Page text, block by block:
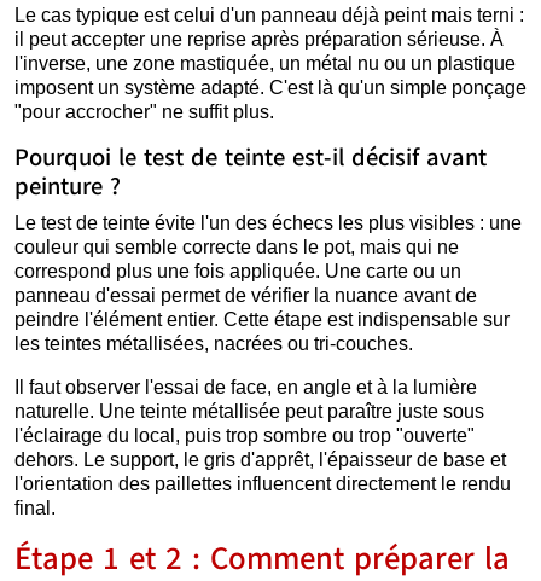
Le cas typique est celui d'un panneau déjà peint mais terni :
il peut accepter une reprise après préparation sérieuse. À
l'inverse, une zone mastiquée, un métal nu ou un plastique
imposent un système adapté. C'est là qu'un simple ponçage
"pour accrocher" ne suffit plus.
Pourquoi le test de teinte est-il décisif avant
peinture ?
Le test de teinte évite l'un des échecs les plus visibles : une
couleur qui semble correcte dans le pot, mais qui ne
correspond plus une fois appliquée. Une carte ou un
panneau d'essai permet de vérifier la nuance avant de
peindre l'élément entier. Cette étape est indispensable sur
les teintes métallisées, nacrées ou tri-couches.
Il faut observer l'essai de face, en angle et à la lumière
naturelle. Une teinte métallisée peut paraître juste sous
l'éclairage du local, puis trop sombre ou trop "ouverte"
dehors. Le support, le gris d'apprêt, l'épaisseur de base et
l'orientation des paillettes influencent directement le rendu
final.
Étape 1 et 2 : Comment préparer la